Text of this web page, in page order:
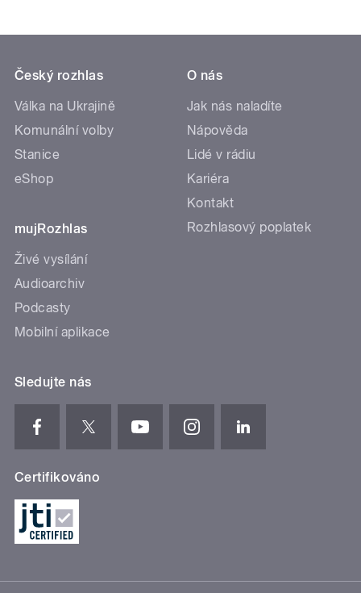
Český rozhlas
Válka na Ukrajině
Komunální volby
Stanice
eShop
mujRozhlas
Živé vysílání
Audioarchiv
Podcasty
Mobilní aplikace
O nás
Jak nás naladíte
Nápověda
Lidé v rádiu
Kariéra
Kontakt
Rozhlasový poplatek
Sledujte nás
Certifikováno